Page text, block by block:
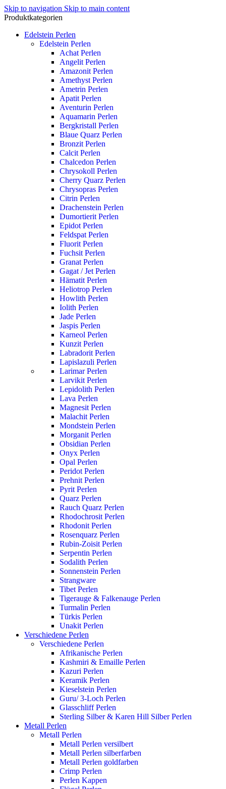
Skip to navigation Skip to main content
Produktkategorien
Edelstein Perlen
Edelstein Perlen
Achat Perlen
Angelit Perlen
Amazonit Perlen
Amethyst Perlen
Ametrin Perlen
Apatit Perlen
Aventurin Perlen
Aquamarin Perlen
Bergkristall Perlen
Blaue Quarz Perlen
Bronzit Perlen
Calcit Perlen
Chalcedon Perlen
Chrysokoll Perlen
Cherry Quarz Perlen
Chrysopras Perlen
Citrin Perlen
Drachenstein Perlen
Dumortierit Perlen
Epidot Perlen
Feldspat Perlen
Fluorit Perlen
Fuchsit Perlen
Granat Perlen
Gagat / Jet Perlen
Hämatit Perlen
Heliotrop Perlen
Howlith Perlen
Iolith Perlen
Jade Perlen
Jaspis Perlen
Karneol Perlen
Kunzit Perlen
Labradorit Perlen
Lapislazuli Perlen
Larimar Perlen
Larvikit Perlen
Lepidolith Perlen
Lava Perlen
Magnesit Perlen
Malachit Perlen
Mondstein Perlen
Morganit Perlen
Obsidian Perlen
Onyx Perlen
Opal Perlen
Peridot Perlen
Prehnit Perlen
Pyrit Perlen
Quarz Perlen
Rauch Quarz Perlen
Rhodochrosit Perlen
Rhodonit Perlen
Rosenquarz Perlen
Rubin-Zoisit Perlen
Serpentin Perlen
Sodalith Perlen
Sonnenstein Perlen
Strangware
Tibet Perlen
Tigerauge & Falkenauge Perlen
Turmalin Perlen
Türkis Perlen
Unakit Perlen
Verschiedene Perlen
Verschiedene Perlen
Afrikanische Perlen
Kashmiri & Emaille Perlen
Kazuri Perlen
Keramik Perlen
Kieselstein Perlen
Guru/ 3-Loch Perlen
Glasschliff Perlen
Sterling Silber & Karen Hill Silber Perlen
Metall Perlen
Metall Perlen
Metall Perlen versilbert
Metall Perlen silberfarben
Metall Perlen goldfarben
Crimp Perlen
Perlen Kappen